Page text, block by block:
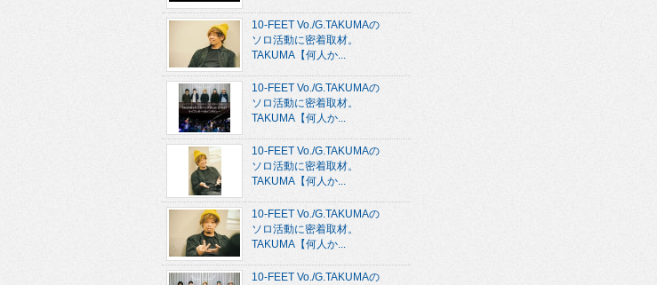
10-FEET Vo./G.TAKUMAの
ソロ活動に密着取材。
TAKUMA【何人か...
10-FEET Vo./G.TAKUMAの
ソロ活動に密着取材。
TAKUMA【何人か...
10-FEET Vo./G.TAKUMAの
ソロ活動に密着取材。
TAKUMA【何人か...
10-FEET Vo./G.TAKUMAの
ソロ活動に密着取材。
TAKUMA【何人か...
10-FEET Vo./G.TAKUMAの